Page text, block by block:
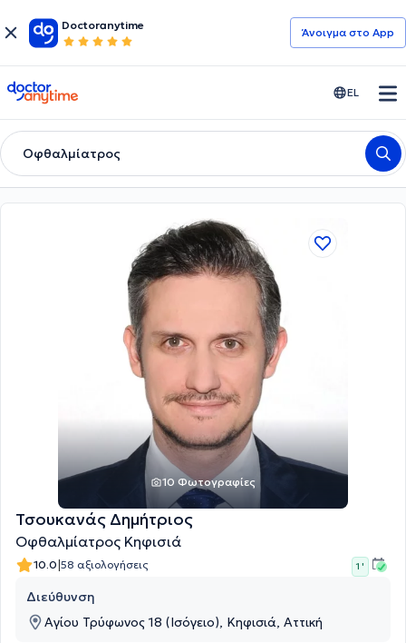
Doctoranytime
Άνοιγμα στο App
doctoranytime EL
Οφθαλμίατρος
10 Φωτογραφίες
Τσουκανάς Δημήτριος
Οφθαλμίατρος Κηφισιά
10.0|58 αξιολογήσεις 1 '
Διεύθυνση
Αγίου Τρύφωνος 18 (Ισόγειο), Κηφισιά, Αττική